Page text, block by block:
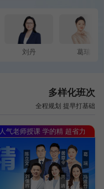
刘丹 葛瑞
多样化班次
全程规划 提早打基础
人气老师授课 学的精 超省力